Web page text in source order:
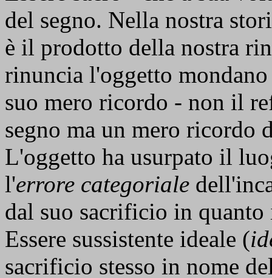
del segno. Nella nostra
è il prodotto della nostra
rinuncia l'oggetto
suo mero ricordo - non il
segno ma un mero ricordo
L'oggetto ha usurpato il
l'errore categoriale
dal suo sacrificio in
Essere sussistente ideale (
sacrificio stesso in nome